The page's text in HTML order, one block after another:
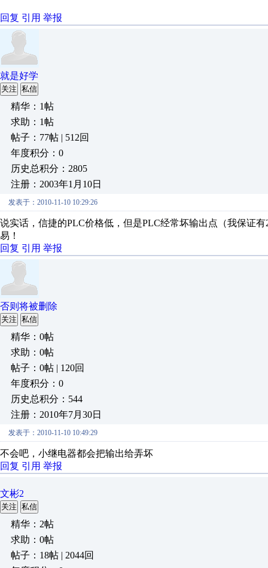
回复 引用 举报
就是好学
关注 私信
精华：1帖
求助：1帖
帖子：77帖 | 512回
年度积分：0
历史总积分：2805
注册：2003年1月10日
发表于：2010-11-10 10:29:26
说实话，信捷的PLC价格低，但是PLC经常坏输出点（我保证
易！
回复 引用 举报
否则将被删除
关注 私信
精华：0帖
求助：0帖
帖子：0帖 | 120回
年度积分：0
历史总积分：544
注册：2010年7月30日
发表于：2010-11-10 10:49:29
不会吧，小继电器都会把输出给弄坏
回复 引用 举报
文彬2
关注 私信
精华：2帖
求助：0帖
帖子：18帖 | 2044回